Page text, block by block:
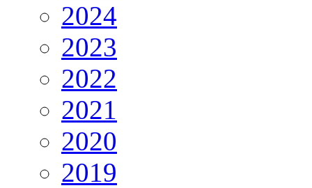
2024
2023
2022
2021
2020
2019